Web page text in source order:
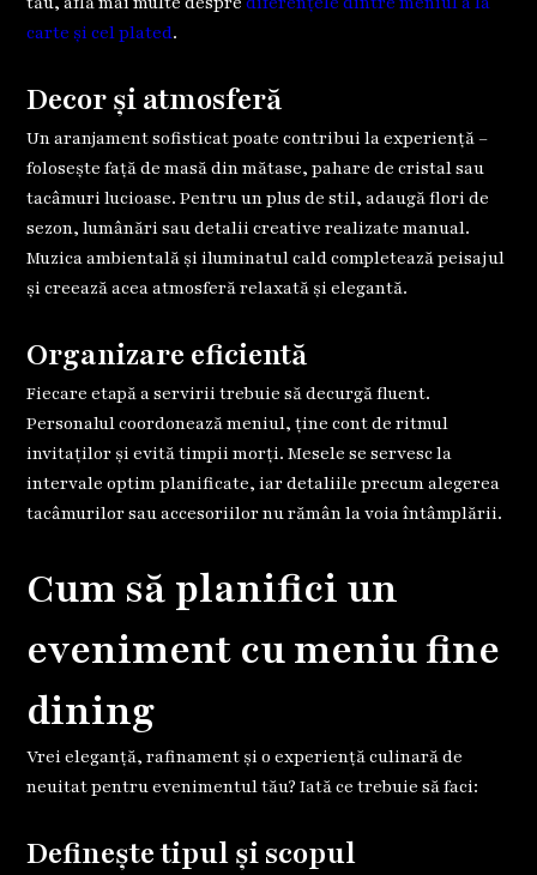
carte și cel plated.
Decor și atmosferă
Un aranjament sofisticat poate contribui la experiență –
folosește față de masă din mătase, pahare de cristal sau
tacâmuri lucioase. Pentru un plus de stil, adaugă flori de
sezon, lumânări sau detalii creative realizate manual.
Muzica ambientală și iluminatul cald completează peisajul
și creează acea atmosferă relaxată și elegantă.
Organizare eficientă
Fiecare etapă a servirii trebuie să decurgă fluent.
Personalul coordonează meniul, ține cont de ritmul
invitaților și evită timpii morți. Mesele se servesc la
intervale optim planificate, iar detaliile precum alegerea
tacâmurilor sau accesoriilor nu rămân la voia întâmplării.
Cum să planifici un
eveniment cu meniu fine
dining
Vrei eleganță, rafinament și o experiență culinară de
neuitat pentru evenimentul tău? Iată ce trebuie să faci:
Definește tipul și scopul